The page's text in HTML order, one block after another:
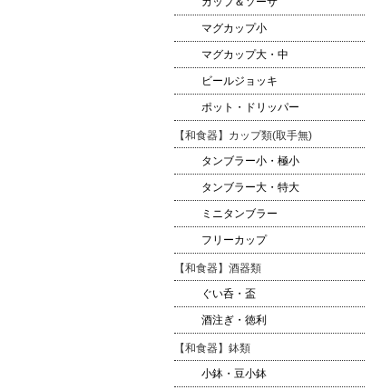
マグカップ小
マグカップ大・中
ビールジョッキ
ポット・ドリッパー
【和食器】カップ類(取手無)
タンブラー小・極小
タンブラー大・特大
ミニタンブラー
フリーカップ
【和食器】酒器類
ぐい呑・盃
酒注ぎ・徳利
【和食器】鉢類
小鉢・豆小鉢